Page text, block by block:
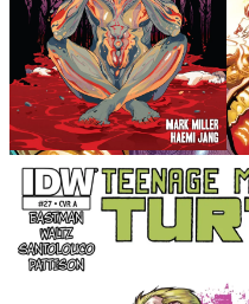
Next Testament #5